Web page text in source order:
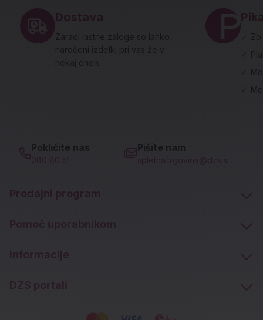
Dostava
Zaradi lastne zaloge so lahko
naročeni izdelki pri vas že v
nekaj dneh.
Pokličite nas
080 80 51
Pišite nam
spletna.trgovina@dzs.si
Prodajni program
Pomoč uporabnikom
Informacije
DZS portali